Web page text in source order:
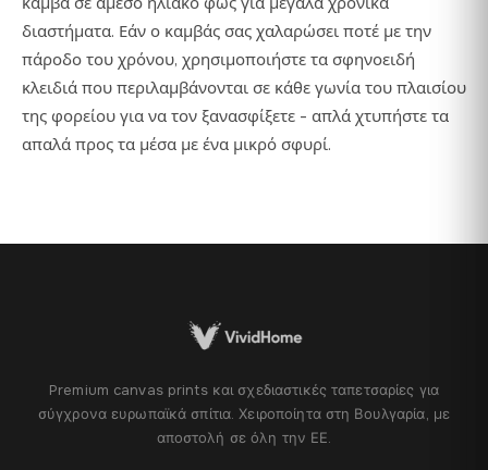
διαστήματα. Εάν ο καμβάς σας χαλαρώσει ποτέ με την
πάροδο του χρόνου, χρησιμοποιήστε τα σφηνοειδή
κλειδιά που περιλαμβάνονται σε κάθε γωνία του πλαισίου
της φορείου για να τον ξανασφίξετε - απλά χτυπήστε τα
απαλά προς τα μέσα με ένα μικρό σφυρί.
Premium canvas prints και σχεδιαστικές ταπετσαρίες για
σύγχρονα ευρωπαϊκά σπίτια. Χειροποίητα στη Βουλγαρία, με
αποστολή σε όλη την ΕΕ.